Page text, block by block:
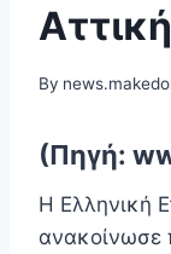
By
(Πηγή:
Η Ελληνική
ανακοίνωσε